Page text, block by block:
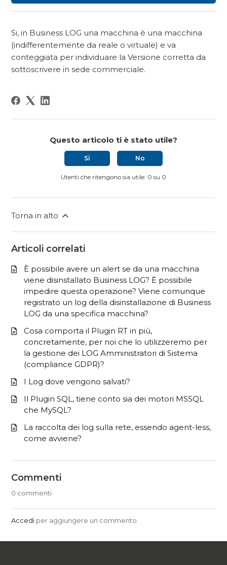
Si, in Business LOG una macchina è una macchina
(indifferentemente da reale o virtuale) e va
conteggiata per individuare la Versione corretta da
sottoscrivere in sede commerciale.
Questo articolo ti è stato utile?
Sì No
Utenti che ritengono sia utile: 0 su 0
Torna in alto
Articoli correlati
È possibile avere un alert se da una macchina
viene disinstallato Business LOG? È possibile
impedire questa operazione? Viene comunque
registrato un log della disinstallazione di Business
LOG da una specifica macchina?
Cosa comporta il Plugin RT in più,
concretamente, per noi che lo utilizzeremo per
la gestione dei LOG Amministratori di Sistema
(compliance GDPR)?
I Log dove vengono salvati?
Il Plugin SQL, tiene conto sia dei motori MSSQL
che MySQL?
La raccolta dei log sulla rete, essendo agent-less,
come avviene?
Commenti
0 commenti
Accedi per aggiungere un commento.